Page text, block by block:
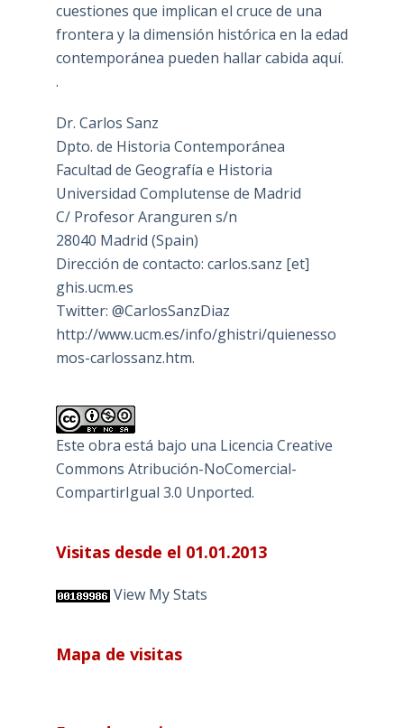
cuestiones que implican el cruce de una
frontera y la dimensión histórica en la edad
contemporánea pueden hallar cabida aquí.
.
Dr. Carlos Sanz
Dpto. de Historia Contemporánea
Facultad de Geografía e Historia
Universidad Complutense de Madrid
C/ Profesor Aranguren s/n
28040 Madrid (Spain)
Dirección de contacto: carlos.sanz [et]
ghis.ucm.es
Twitter: @CarlosSanzDiaz
http://www.ucm.es/info/ghistri/quienesso
mos-carlossanz.htm.
Este obra está bajo una Licencia Creative
Commons Atribución-NoComercial-
CompartirIgual 3.0 Unported.
Visitas desde el 01.01.2013
View My Stats
Mapa de visitas